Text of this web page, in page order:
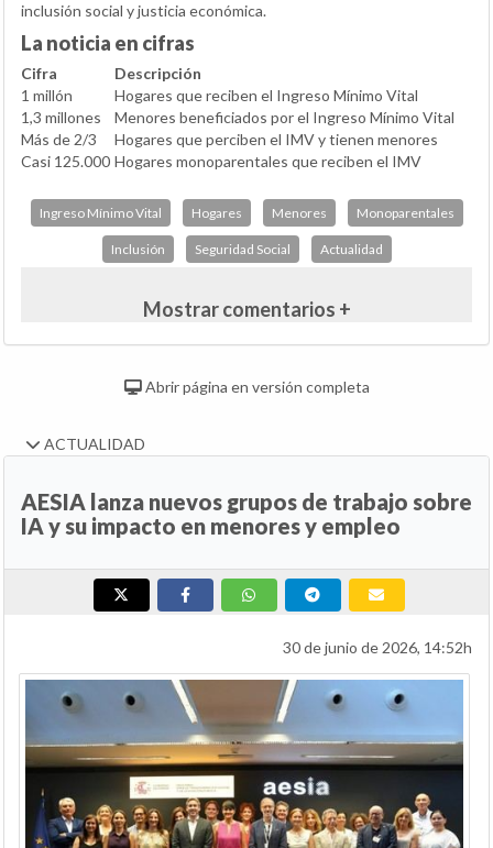
inclusión social y justicia económica.
La noticia en cifras
Cifra
Descripción
1 millón
Hogares que reciben el Ingreso Mínimo Vital
1,3 millones
Menores beneficiados por el Ingreso Mínimo Vital
Más de 2/3
Hogares que perciben el IMV y tienen menores
Casi 125.000 Hogares monoparentales que reciben el IMV
Ingreso Mínimo Vital Hogares Menores Monoparentales
Inclusión Seguridad Social Actualidad
Mostrar comentarios +
Abrir página en versión completa
ACTUALIDAD
AESIA lanza nuevos grupos de trabajo sobre
IA y su impacto en menores y empleo
30 de junio de 2026, 14:52h